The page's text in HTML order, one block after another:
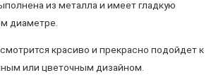
из металла и имеет гладкую
диаметре.
красиво и прекрасно подойдет к
или цветочным дизайном.